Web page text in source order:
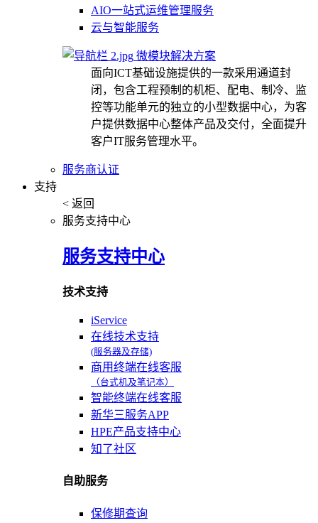
AIO一站式运维管理服务
云与智能服务
微模块解决方案
面向ICT基础设施提供的一款采用通道封
闭，包含工程预制的机柜、配电、制冷、监
控等功能单元的独立的小型数据中心，为客
户提供数据中心整体产品及交付，全面提升
客户IT服务管理水平。
服务商认证
支持
< 返回
服务支持中心
服务支持中心
技术支持
iService
在线技术支持
(服务器及存储)
商用终端在线客服
（台式机及笔记本）
智能终端在线客服
新华三服务APP
HPE产品支持中心
知了社区
自助服务
保修期查询